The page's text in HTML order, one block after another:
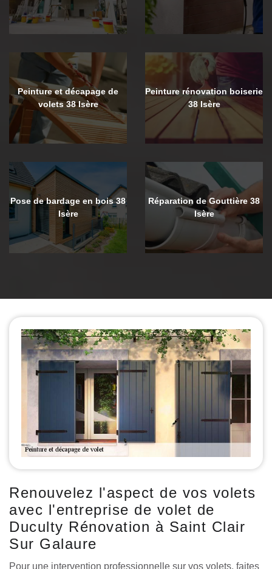
Peinture et décapage de
volets 38 Isère
Peinture rénovation boiserie
38 Isère
Pose de bardage en bois 38
Isère
Réparation de Gouttière 38
Isère
Renouvelez l'aspect de vos volets
avec l'entreprise de volet de
Duculty Rénovation à Saint Clair
Sur Galaure
Pour une intervention professionnelle sur vos volets, faites